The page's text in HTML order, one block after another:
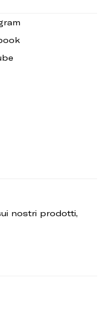
nostri prodotti,